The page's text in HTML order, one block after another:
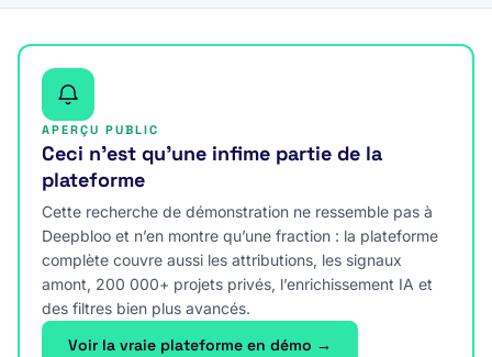
APERÇU PUBLIC
Ceci n’est qu’une infime partie de la
plateforme
Cette recherche de démonstration ne ressemble pas à
Deepbloo et n’en montre qu’une fraction : la plateforme
complète couvre aussi les attributions, les signaux
amont, 200 000+ projets privés, l’enrichissement IA et
des filtres bien plus avancés.
Voir la vraie plateforme en démo →